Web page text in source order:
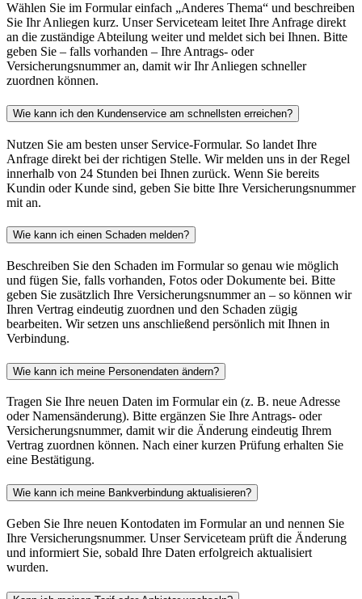
Wählen Sie im Formular einfach „Anderes Thema“ und beschreiben
Sie Ihr Anliegen kurz. Unser Serviceteam leitet Ihre Anfrage direkt
an die zuständige Abteilung weiter und meldet sich bei Ihnen. Bitte
geben Sie – falls vorhanden – Ihre Antrags- oder
Versicherungsnummer an, damit wir Ihr Anliegen schneller
zuordnen können.
Wie kann ich den Kundenservice am schnellsten erreichen?
Nutzen Sie am besten unser Service-Formular. So landet Ihre
Anfrage direkt bei der richtigen Stelle. Wir melden uns in der Regel
innerhalb von 24 Stunden bei Ihnen zurück. Wenn Sie bereits
Kundin oder Kunde sind, geben Sie bitte Ihre Versicherungsnummer
mit an.
Wie kann ich einen Schaden melden?
Beschreiben Sie den Schaden im Formular so genau wie möglich
und fügen Sie, falls vorhanden, Fotos oder Dokumente bei. Bitte
geben Sie zusätzlich Ihre Versicherungsnummer an – so können wir
Ihren Vertrag eindeutig zuordnen und den Schaden zügig
bearbeiten. Wir setzen uns anschließend persönlich mit Ihnen in
Verbindung.
Wie kann ich meine Personendaten ändern?
Tragen Sie Ihre neuen Daten im Formular ein (z. B. neue Adresse
oder Namensänderung). Bitte ergänzen Sie Ihre Antrags- oder
Versicherungsnummer, damit wir die Änderung eindeutig Ihrem
Vertrag zuordnen können. Nach einer kurzen Prüfung erhalten Sie
eine Bestätigung.
Wie kann ich meine Bankverbindung aktualisieren?
Geben Sie Ihre neuen Kontodaten im Formular an und nennen Sie
Ihre Versicherungsnummer. Unser Serviceteam prüft die Änderung
und informiert Sie, sobald Ihre Daten erfolgreich aktualisiert
wurden.